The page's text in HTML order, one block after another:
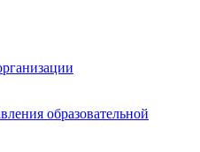
образовательной